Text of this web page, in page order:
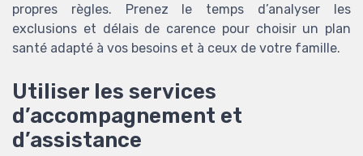
propres règles. Prenez le temps d’analyser les
exclusions et délais de carence pour choisir un plan
santé adapté à vos besoins et à ceux de votre famille.
Utiliser les services
d’accompagnement et
d’assistance